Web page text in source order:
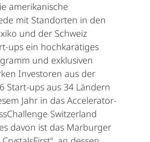
amerikanische
mit Standorten in den
und der Schweiz
ups ein hochkarätiges
und exklusiven
Investoren aus der
Start-ups aus 34 Ländern
Jahr in das Accelerator-
Switzerland
davon ist das Marburger